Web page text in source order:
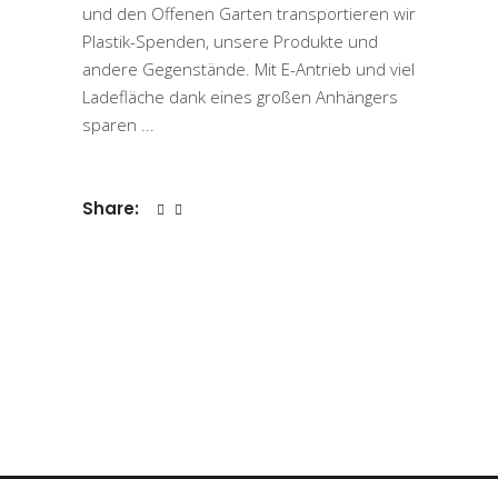
und den Offenen Garten transportieren wir
Plastik-Spenden, unsere Produkte und
andere Gegenstände. Mit E-Antrieb und viel
Ladefläche dank eines großen Anhängers
sparen
Share: